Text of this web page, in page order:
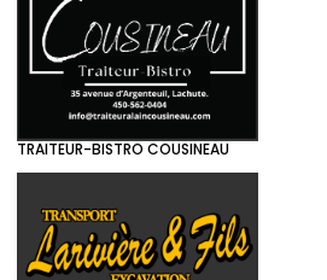
TRAITEUR-BISTRO COUSINEAU